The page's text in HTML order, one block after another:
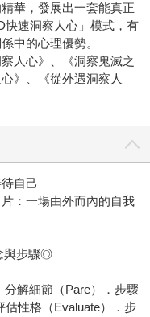
華，發展出一套能真正
快速洞察人心」模式，有
中的心理優勢。
人心》、《洞察鬼滅之
》、《從外遇洞察人
自己
：一場由外而內的自我
與步驟◎
解細節（Pare）．步驟
估性格（Evaluate）．步